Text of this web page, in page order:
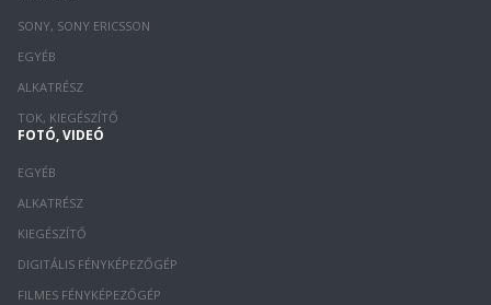
SONY, SONY ERICSSON
EGYÉB
ALKATRÉSZ
TOK, KIEGÉSZÍTŐ
FOTÓ, VIDEÓ
EGYÉB
ALKATRÉSZ
KIEGÉSZÍTŐ
DIGITÁLIS FÉNYKÉPEZŐGÉP
FILMES FÉNYKÉPEZŐGÉP